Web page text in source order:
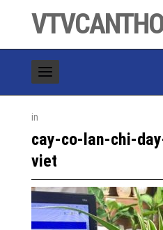
in
cay-co-lan-chi-
viet